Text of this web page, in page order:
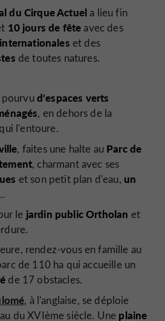
du Cirque Actuela lieufin
10 jours de fêteavec des
et des
de toutes natures.
d'espaces verts
, en dehors de la
l'entoure.
, faites une halte au Parc de
, charmant avec ses
et son petit plan d'eau, un
le jardin public Ortholan et
rendez-vous en famille au
de 110 ha qui accueille un
de 17 obstacles.
, à l'anglaise, se déploie
du XVIème siècle. Une plaine